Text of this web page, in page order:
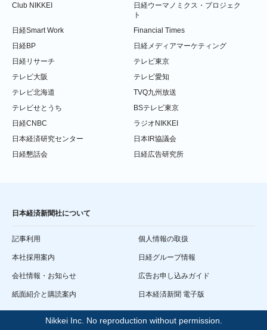
Club NIKKEI
日経ウーマノミクス・プロジェク
ト
日経Smart Work
Financial Times
日経BP
日経メディアマーケティング
日経リサーチ
テレビ東京
テレビ大阪
テレビ愛知
テレビ北海道
TVQ九州放送
テレビせとうち
BSテレビ東京
日経CNBC
ラジオNIKKEI
日本経済研究センター
日本IR協議会
日経懇話会
日経広告研究所
日本経済新聞社について
記事利用 個人情報の取扱
本社採用案内 日経グループ情報
会社情報・お知らせ 広告お申し込みガイド
紙面紹介と購読案内 日本経済新聞 電子版
Nikkei Inc. No reproduction without permission.